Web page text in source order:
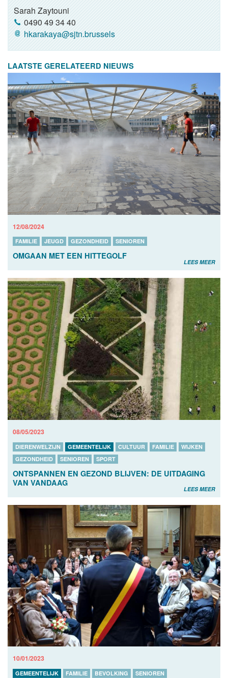
Sarah Zaytouni
0490 49 34 40
hkarakaya@sjtn.brussels
LAATSTE GERELATEERD NIEUWS
12/08/2024
FAMILIE JEUGD GEZONDHEID SENIOREN
OMGAAN MET EEN HITTEGOLF
LEES MEER
08/05/2023
DIERENWELZIJN GEMEENTELIJK CULTUUR FAMILIE
WIJKEN
GEZONDHEID
SENIOREN SPORT
ONTSPANNEN EN GEZOND BLIJVEN: DE UITDAGING
VAN VANDAAG
LEES MEER
10/01/2023
GEMEENTELIJK FAMILIE BEVOLKING SENIOREN